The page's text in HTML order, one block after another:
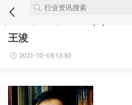
Notice : Undefined index:
王浚
2021-10-08 13:50